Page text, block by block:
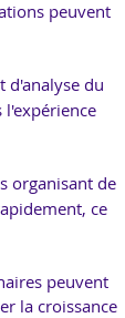
peuvent
d'analyse du
l'expérience
organisant de
ce
peuvent
la croissance